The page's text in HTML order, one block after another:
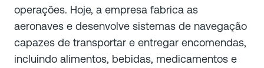
operações. Hoje, a empresa fabrica as
aeronaves e desenvolve sistemas de navegação
capazes de transportar e entregar encomendas,
incluindo alimentos, bebidas, medicamentos e